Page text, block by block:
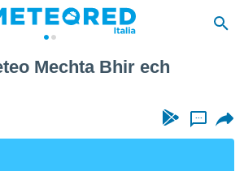
Mechta Bhir ech
...